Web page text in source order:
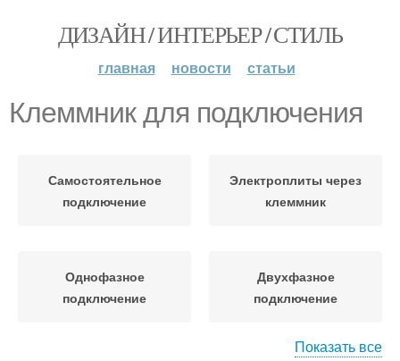
ДИЗАЙН / ИНТЕРЬЕР / СТИЛЬ
главная новости статьи
Клеммник для подключения
Самостоятельное
подключение
Электроплиты через
клеммник
Однофазное
подключение
Двухфазное
подключение
Показать все